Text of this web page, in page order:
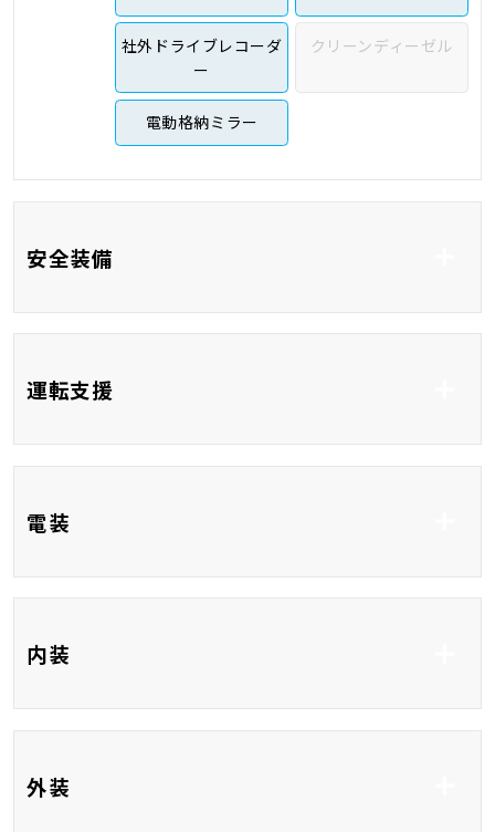
社外ドライブレコーダ
ー
クリーンディーゼル
電動格納ミラー
安全装備
運転支援
電装
Bluetooth接続 USB入力端子
内装
外装